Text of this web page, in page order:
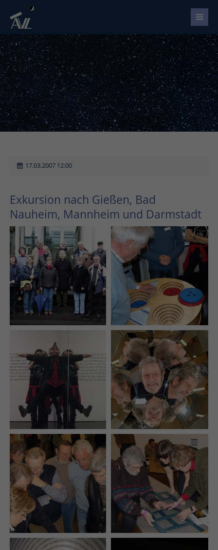
17.03.2007 12:00
Exkursion nach Gießen, Bad
Nauheim, Mannheim und Darmstadt